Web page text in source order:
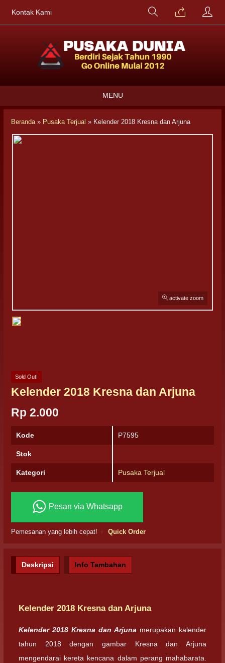
Kontak Kami
MENU
Beranda» Pusaka Terjual » Kelender 2018 Kresna dan Arjuna
activate zoom
Sold Out!
Kelender 2018 Kresna dan Arjuna
Rp 2.000
Kode P7595
Stok
Kategori Pusaka Terjual
Pesan via Whatsapp
Pemesanan yang lebih cepat! Quick Order
Deskripsi Info Tambahan
Kelender 2018 Kresna dan Arjuna
Kelender 2018 Kresna dan Arjuna merupakan kalender
tahun 2018 dengan gambar Kresna dan Arjuna
mengendarai kereta kencana dalam perang mahabarata.